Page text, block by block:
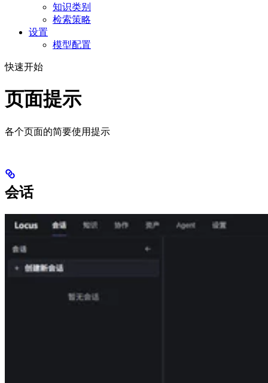
知识类别
检索策略
设置
模型配置
快速开始
页面提示
各个页面的简要使用提示
会话